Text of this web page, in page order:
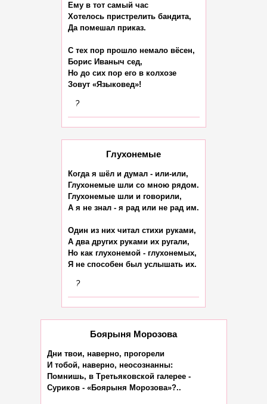
Ему в тот самый час
Хотелось пристрелить бандита,
Да помешал приказ.
С тех пор прошло немало вёсен,
Борис Иваныч сед,
Но до сих пор его в колхозе
?
Глухонемые
Когда я шёл и думал - или-или,
Глухонемые шли со мною рядом.
Глухонемые шли и говорили,
А я не знал - я рад или не рад им.
Один из них читал стихи руками,
А два других руками их ругали,
Но как глухонемой - глухонемых,
?
Боярыня Морозова
Дни твои, наверно, прогорели
И тобой, наверно, неосознанны:
Помнишь, в Третьяковской галерее -
Суриков - «Боярыня Морозова»?..